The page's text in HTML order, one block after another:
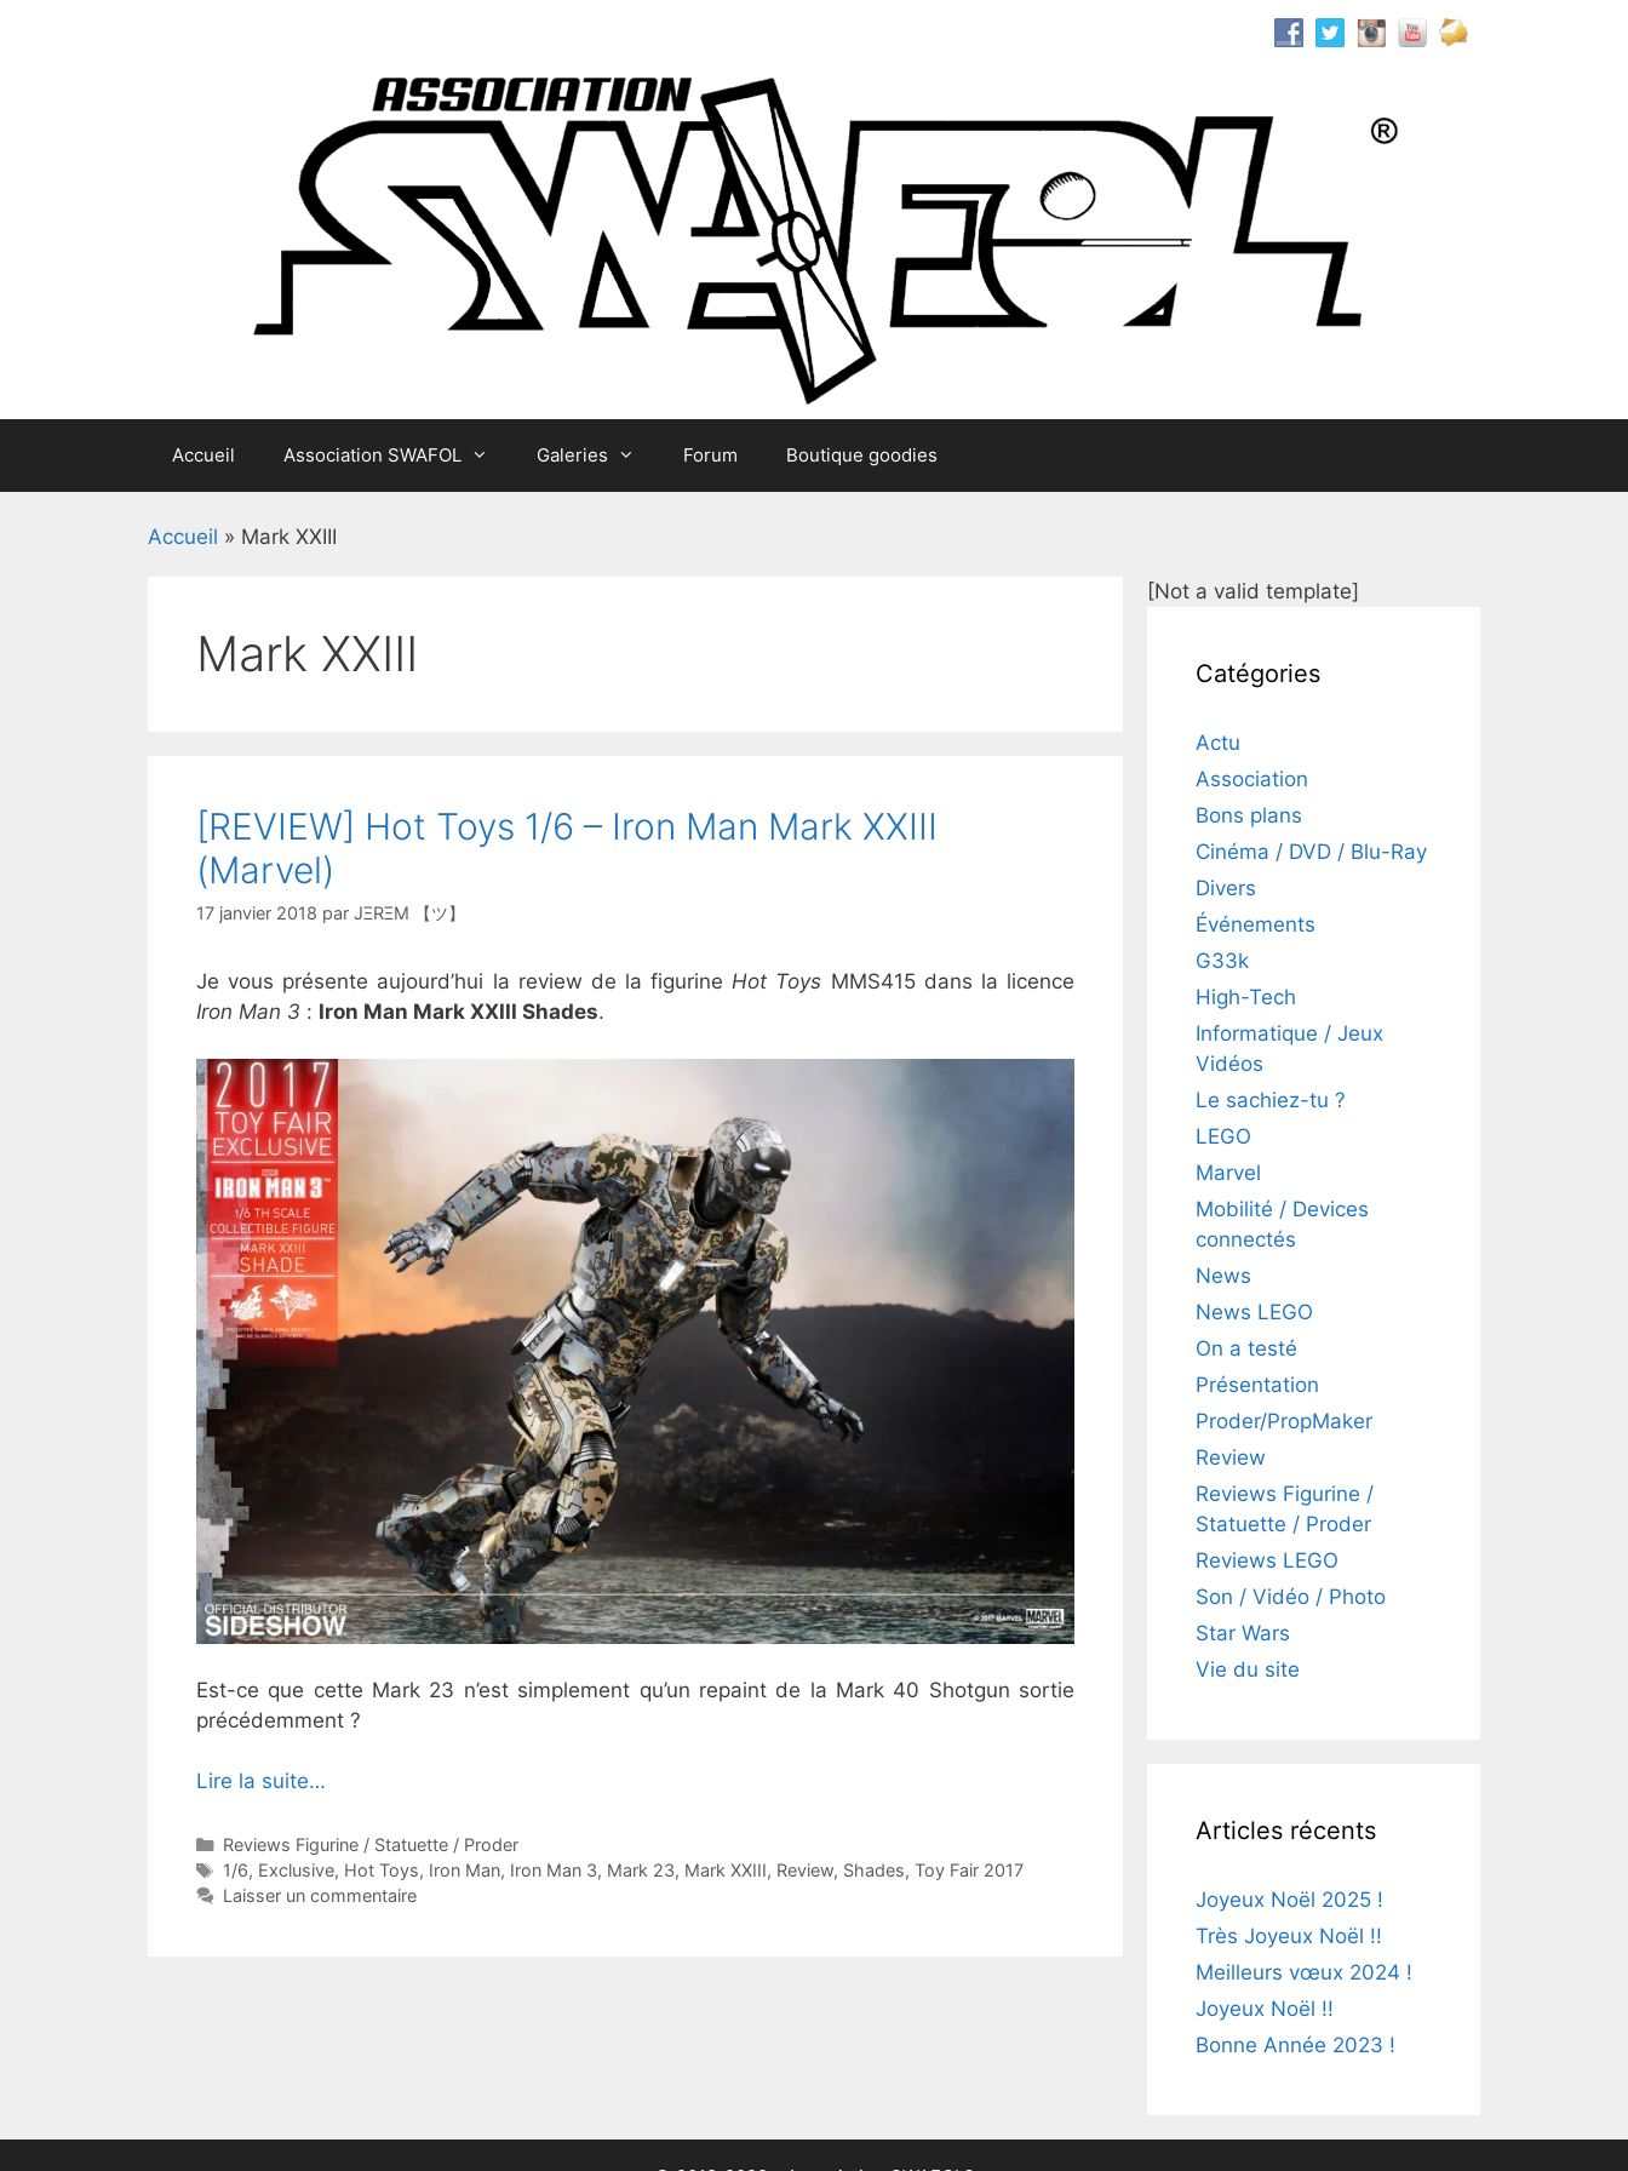
Accueil Association SWAFOL Galeries Forum Boutique goodies
Accueil » Mark XXIII
Mark XXIII
[REVIEW] Hot Toys 1/6 – Iron Man Mark XXIII
(Marvel)
17 janvier 2018 par JΞRΞM 【ツ】
Je vous présente aujourd’hui la review de la figurineHot Toys MMS415 dans la licence
Iron Man 3 : Iron Man Mark XXIII Shades.
Est-ce que cette Mark 23 n’est simplement qu’un repaint de la Mark 40 Shotgun sortie
précédemment ?
Lire la suite…
Catégories
Reviews Figurine / Statuette / Proder
Étiquettes
1/6, Exclusive, Hot Toys, Iron Man, Iron Man 3, Mark 23, Mark XXIII, Review, Shades, Toy Fair 2017
Laisser un commentaire
[Not a valid template]
Catégories
Actu
Association
Bons plans
Cinéma / DVD / Blu-Ray
Divers
Événements
G33k
High-Tech
Informatique / Jeux
Vidéos
Le sachiez-tu ?
LEGO
Marvel
Mobilité / Devices
connectés
News
News LEGO
On a testé
Présentation
Proder/PropMaker
Review
Reviews Figurine /
Statuette / Proder
Reviews LEGO
Son / Vidéo / Photo
Star Wars
Vie du site
Articles récents
Joyeux Noël 2025 !
Très Joyeux Noël !!
Meilleurs vœux 2024 !
Joyeux Noël !!
Bonne Année 2023 !